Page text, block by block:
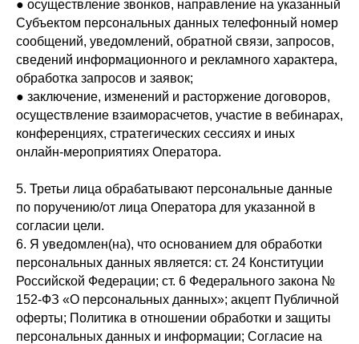
● осуществление звонков, направление на указанный
Субъектом персональных данных телефонный номер
сообщений, уведомлений, обратной связи, запросов,
сведений информационного и рекламного характера,
обработка запросов и заявок;
● заключение, изменений и расторжение договоров,
осуществление взаиморасчетов, участие в вебинарах,
конференциях, стратегических сессиях и иных
онлайн-мероприятиях Оператора.
5. Третьи лица обрабатывают персональные данные
по поручению/от лица Оператора для указанной в
согласии цели.
6. Я уведомлен(на), что основанием для обработки
персональных данных является: ст. 24 Конституции
Российской Федерации; ст. 6 Федерального закона №
152-ФЗ «О персональных данных»; акцепт Публичной
оферты; Политика в отношении обработки и защиты
персональных данных и информации; Согласие на